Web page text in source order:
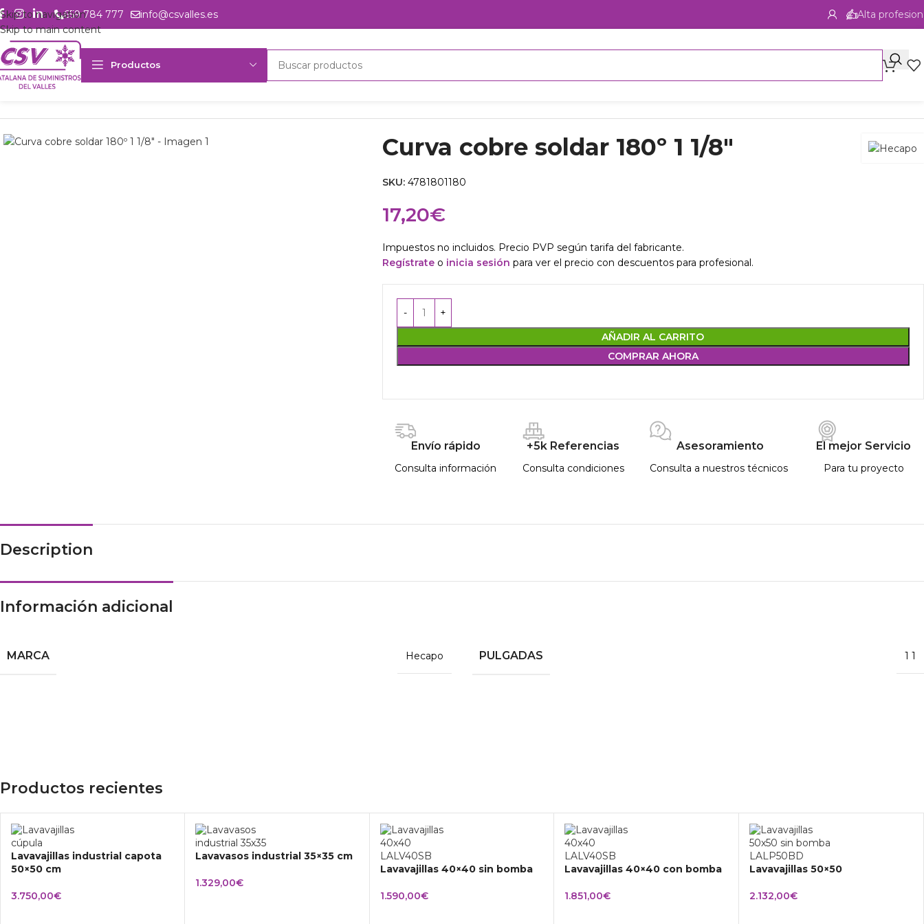
Skip to navigation
Skip to main content
659 784 777 info@csvalles.es Alta
Productos
Inicio Productos
Curva cobre soldar 180º 1 1/8″
SKU: 4781801180
17,20€
Impuestos no incluidos. Precio PVP según tarifa del fabricante.
Regístrateo inicia sesión para ver el precio con descuentos para profesional.
AÑADIR AL CARRITO
COMPRAR AHORA
Envío rápido
Consulta información
+5k Referencias
Consulta condiciones
Asesoramiento
Consulta a nuestros técnicos
El mejor Servicio
Para tu proyecto
Description
Información adicional
MARCA Hecapo PULGADAS 1 1
Productos recientes
Lavavajillas industrial capota
50×50 cm
3.750,00€
Lavavasos industrial 35×35 cm
1.329,00€
Lavavajillas 40×40 sin bomba
1.590,00€
Lavavajillas 40×40 con bomba
1.851,00€
Lavavajillas 50×50
2.132,00€